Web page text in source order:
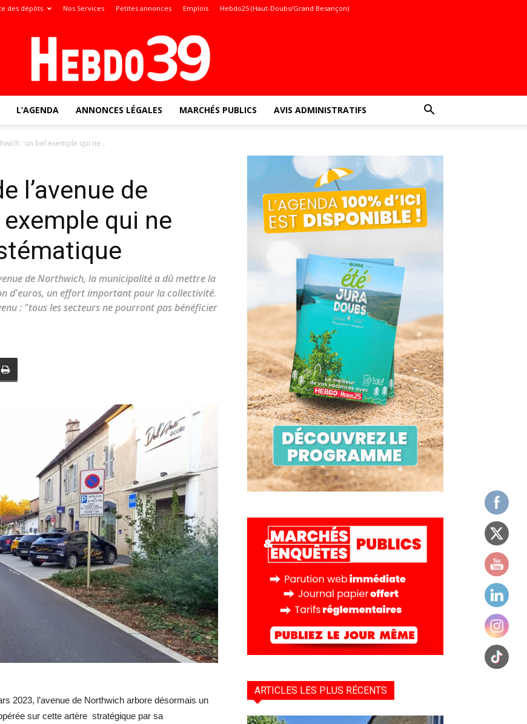
des dépôts Nos Services Petites annonces Emplois Hebdo25 (Haut-Doubs/Grand Besançon)
toute
locale
–
Hebdo39
L’AGENDA ANNONCES LÉGALES MARCHÉS PUBLICS AVIS ADMINISTRATIFS
: un bel exemple qui ne...
l’avenue de
qui ne
de Northwich, la municipalité a dû mettre la
d'euros, un effort important pour la collectivité.
: "tous les secteurs ne pourront pas bénéficier
2023, l’avenue de Northwich arbore désormais un
sur cette artère stratégique par sa
ARTICLES LES PLUS RÉCENTS